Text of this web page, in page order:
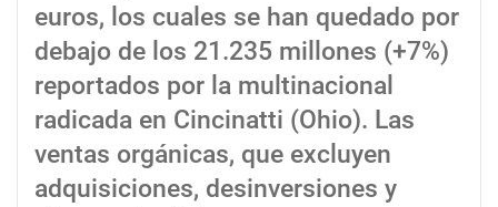
euros, los cuales se han quedado por
debajo de los 21.235 millones (+7%)
reportados por la multinacional
radicada en Cincinatti (Ohio). Las
ventas orgánicas, que excluyen
adquisiciones, desinversiones y